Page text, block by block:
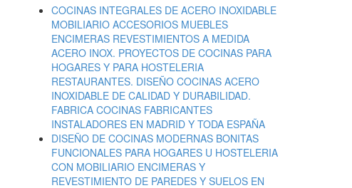
COCINAS INTEGRALES DE ACERO INOXIDABLE
MOBILIARIO ACCESORIOS MUEBLES
ENCIMERAS REVESTIMIENTOS A MEDIDA
ACERO INOX. PROYECTOS DE COCINAS PARA
HOGARES Y PARA HOSTELERIA
RESTAURANTES. DISEÑO COCINAS ACERO
INOXIDABLE DE CALIDAD Y DURABILIDAD.
FABRICA COCINAS FABRICANTES
INSTALADORES EN MADRID Y TODA ESPAÑA
DISEÑO DE COCINAS MODERNAS BONITAS
FUNCIONALES PARA HOGARES U HOSTELERIA
CON MOBILIARIO ENCIMERAS Y
REVESTIMIENTO DE PAREDES Y SUELOS EN